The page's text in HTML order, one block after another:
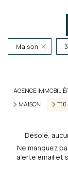
Maison
AGENCE
MAISON
T10
Désolé,
Ne manquez
alerte email et